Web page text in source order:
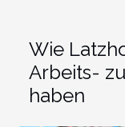
Wie
Arbeits-
haben